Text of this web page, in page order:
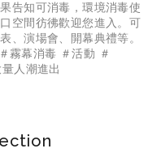
告知可消毒，環境消毒使
空間彷彿歡迎您進入。可
、演場會、開幕典禮等。
霧幕消毒 ＃活動 ＃
人潮進出